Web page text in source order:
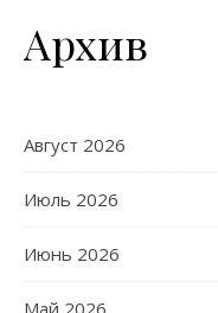
Архив
Август 2026
Июль 2026
Июнь 2026
Май 2026